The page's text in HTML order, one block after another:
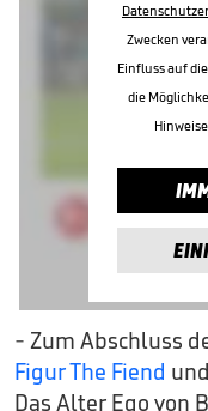
Zwecken
Einfluss auf
die
- Zum Abschluss
Figur The Fiend
Das Alter Ego von